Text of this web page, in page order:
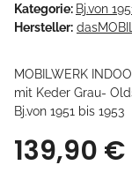
Kategorie: Bj.von
Hersteller:
MOBILWERK
mit Keder Grau-
Bj.von 1951 bis 1953
139,90 €